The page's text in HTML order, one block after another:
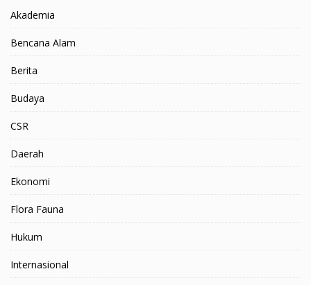
Akademia
Bencana Alam
Berita
Budaya
CSR
Daerah
Ekonomi
Flora Fauna
Hukum
Internasional